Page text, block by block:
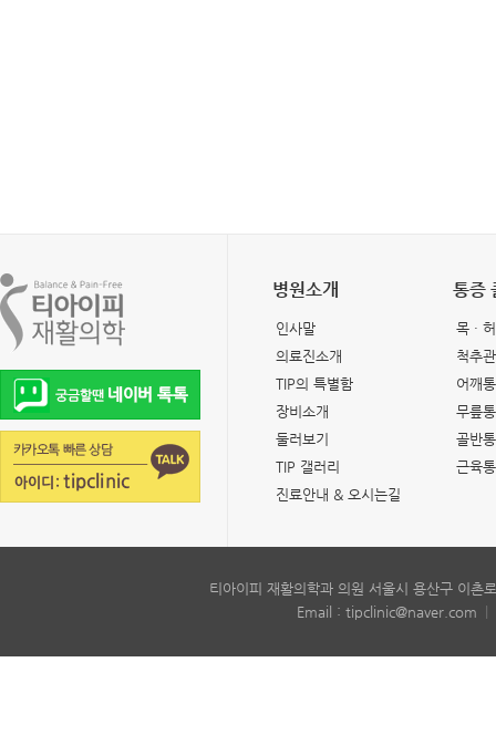
병원소개
인사말
의료진소개
TIP의 특별함
장비소개
둘러보기
TIP 갤러리
진료안내 & 오시는길
통증
목 ·
척추
어깨
무릎
골반
근육통
티아이피 재활의학과 의원 서울시 용산구 이
Email : tipclinic@naver.com